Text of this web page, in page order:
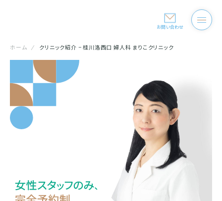
お問い合わせ
ホーム クリニック紹介 − 桂川洛西口 婦人科 まりこクリニック